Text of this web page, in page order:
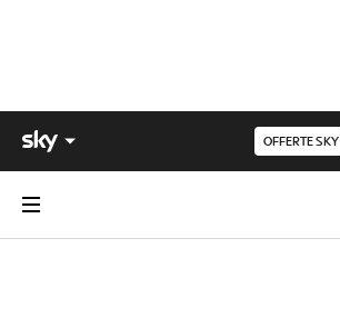
OFFERTE SKY